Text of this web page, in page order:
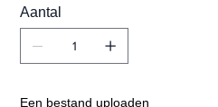
Aantal
Een bestand uploaden